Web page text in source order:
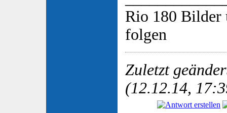
Rio 180 Bilder
folgen
Zuletzt
(12.12.14,